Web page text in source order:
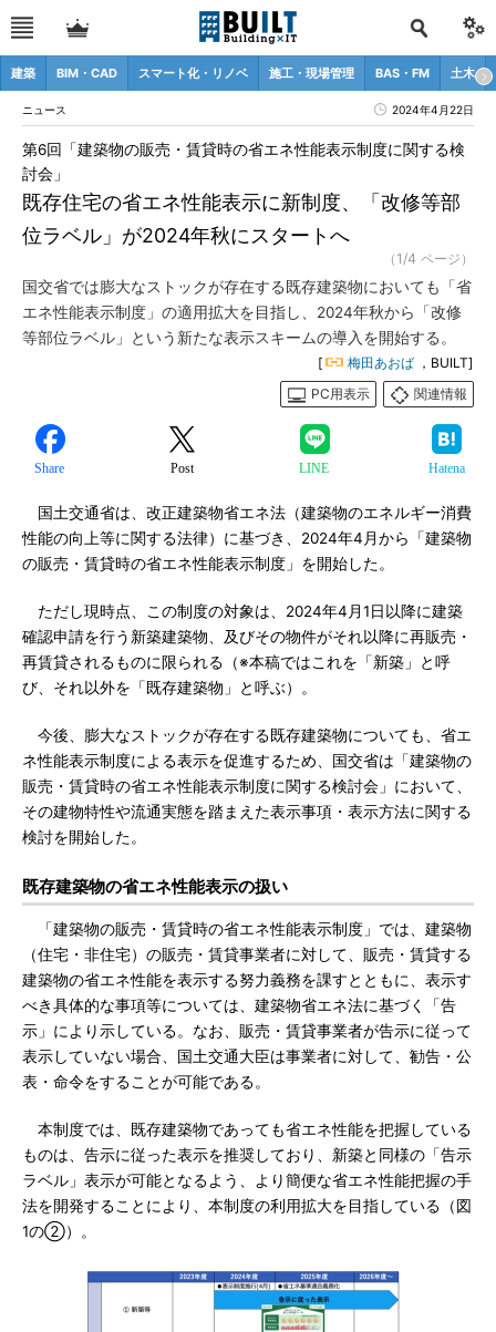
建築 BIM・CAD スマート化・リノベ 施工・現場管理 BAS・FM 土木
ニュース 2024年4月22日
既存住宅の省エネ性能表示に新制度、「改修等部
位ラベル」が2024年秋にスタートへ
第6回「建築物の販売・賃貸時の省エネ性能表示制度に関する検
討会」
（1/4 ページ）
国交省では膨大なストックが存在する既存建築物においても「省
エネ性能表示制度」の適用拡大を目指し、2024年秋から「改修
等部位ラベル」という新たな表示スキームの導入を開始する。
[ 梅田あおば ，BUILT]
PC用表示
関連情報
Share Post LINE Hatena
国土交通省は、改正建築物省エネ法（建築物のエネルギー消費
性能の向上等に関する法律）に基づき、2024年4月から「建築物
の販売・賃貸時の省エネ性能表示制度」を開始した。
ただし現時点、この制度の対象は、2024年4月1日以降に建築
確認申請を行う新築建築物、及びその物件がそれ以降に再販売・
再賃貸されるものに限られる（※本稿ではこれを「新築」と呼
び、それ以外を「既存建築物」と呼ぶ）。
今後、膨大なストックが存在する既存建築物についても、省エ
ネ性能表示制度による表示を促進するため、国交省は「建築物の
販売・賃貸時の省エネ性能表示制度に関する検討会」において、
その建物特性や流通実態を踏まえた表示事項・表示方法に関する
検討を開始した。
既存建築物の省エネ性能表示の扱い
「建築物の販売・賃貸時の省エネ性能表示制度」では、建築物
（住宅・非住宅）の販売・賃貸事業者に対して、販売・賃貸する
建築物の省エネ性能を表示する努力義務を課すとともに、表示す
べき具体的な事項等については、建築物省エネ法に基づく「告
示」により示している。なお、販売・賃貸事業者が告示に従って
表示していない場合、国土交通大臣は事業者に対して、勧告・公
表・命令をすることが可能である。
本制度では、既存建築物であっても省エネ性能を把握している
ものは、告示に従った表示を推奨しており、新築と同様の「告示
ラベル」表示が可能となるよう、より簡便な省エネ性能把握の手
法を開発することにより、本制度の利用拡大を目指している（図
1の②）。